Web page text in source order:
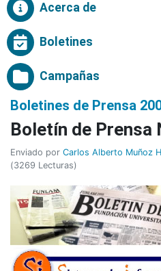
Acerca de
Boletines
Campañas
Boletines de Prensa
Boletín de Prensa
Enviado por Carlos Alberto Muñoz
(3269 Lecturas)